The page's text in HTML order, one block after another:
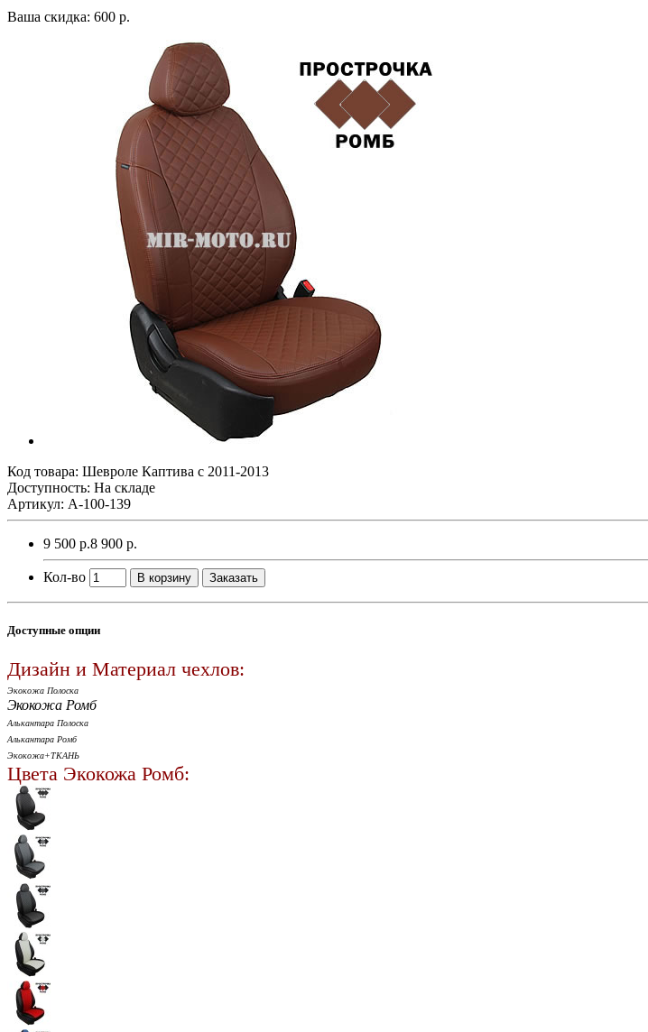
Ваша скидка: 600 р.
Код товара: Шевроле Каптива с 2011-2013
Доступность: На складе
Артикул: A-100-139
9 500 р.8 900 р.
Кол-во В корзину Заказать
Доступные опции
Дизайн и Материал чехлов:
Экокожа Полоска
Экокожа Ромб
Алькантара Полоска
Алькантара Ромб
Экокожа+ТКАНЬ
Цвета Экокожа Ромб: